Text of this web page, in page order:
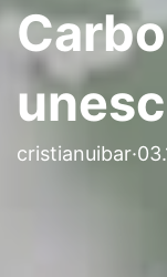
cristianuibar·